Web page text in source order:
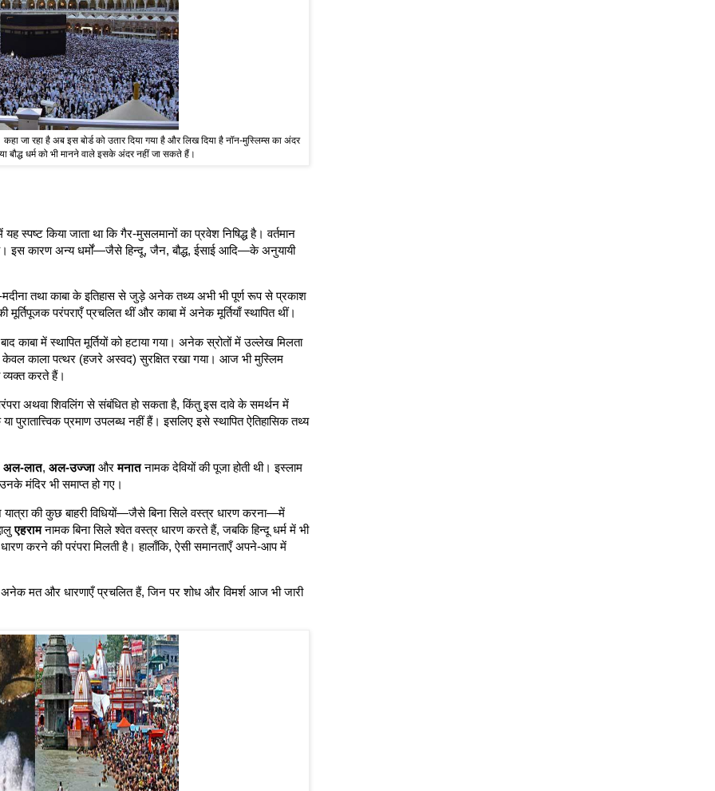
जा रहा है अब इस बोर्ड को उतार दिया गया है और लिख दिया है नॉन-मुस्लिम्स का अंदर
बौद्ध धर्म को भी मानने वाले इसके अंदर नहीं जा सकते हैं।
किया जाता था कि गैर-मुसलमानों का प्रवेश निषिद्ध है। वर्तमान
कारण अन्य धर्मों—जैसे हिन्दू, जैन, बौद्ध, ईसाई आदि—के अनुयायी
तथा काबा के इतिहास से जुड़े अनेक तथ्य अभी भी पूर्ण रूप से प्रकाश
परंपराएँ प्रचलित थीं और काबा में अनेक मूर्तियाँ स्थापित थीं।
काबा में स्थापित मूर्तियों को हटाया गया। अनेक स्रोतों में उल्लेख मिलता
केवल काला पत्थर (हजरे अस्वद) सुरक्षित रखा गया। आज भी मुस्लिम
व्यक्त करते हैं।
अथवा शिवलिंग से संबंधित हो सकता है, किंतु इस दावे के समर्थन में
या पुरातात्त्विक प्रमाण उपलब्ध नहीं हैं। इसलिए इसे स्थापित ऐतिहासिक तथ्य
अल-लात, अल-उज्जाऔरमनातनामक देवियों की पूजा होती थी। इस्लाम
मंदिर भी समाप्त हो गए।
की कुछ बाहरी विधियों—जैसे बिना सिले वस्त्र धारण करना—में
एहरामनामक बिना सिले श्वेत वस्त्र धारण करते हैं, जबकि हिन्दू धर्म में भी
करने की परंपरा मिलती है। हालाँकि, ऐसी समानताएँ अपने-आप में
मत और धारणाएँ प्रचलित हैं, जिन पर शोध और विमर्श आज भी जारी